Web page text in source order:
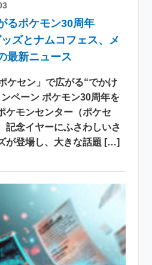
るポケモン30周年
ズとナムコフェス、メ
最新ニュース
ケセン」で広がる“でかけ
ペーン ポケモン30周年を
ケモンセンター（ポケセ
記念イヤーにふさわしいさ
が登場し、大きな話題 […]